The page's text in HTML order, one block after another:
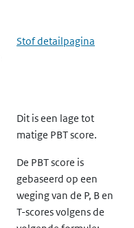
Stof detailpagina
Dit is een lage tot
matige PBT score.
De PBT score is
gebaseerd op een
weging van de P, B en
T-scores volgens de